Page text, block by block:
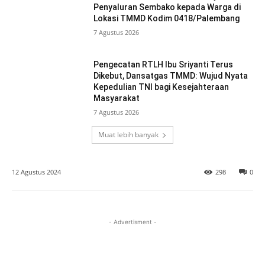
Penyaluran Sembako kepada Warga di
Lokasi TMMD Kodim 0418/Palembang
7 Agustus 2026
Pengecatan RTLH Ibu Sriyanti Terus
Dikebut, Dansatgas TMMD: Wujud Nyata
Kepedulian TNI bagi Kesejahteraan
Masyarakat
7 Agustus 2026
Muat lebih banyak
12 Agustus 2024 0
298
- Advertisment -